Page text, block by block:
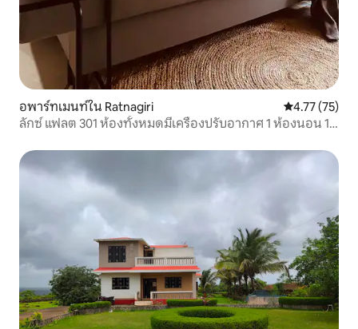
อพาร์ทเมนท์ใน Ratnagiri คะแนนเฉลี่ย
4.77 (75)
ลักซ์ แฟลต 301 ห้องทั้งหมดมีเครื่องปรับอากาศ 1 ห้องนอน 1